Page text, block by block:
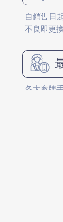
自銷售日
不良即更
各大廠牌